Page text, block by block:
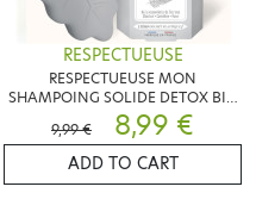
RESPECTUEUSE
RESPECTUEUSE MON
SHAMPOING SOLIDE DETOX BIO
75G
9,99 € 8,99 €
ADD TO CART